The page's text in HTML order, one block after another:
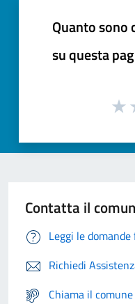
Quanto sono
su questa
Contatta il
Leggi le
Richiedi
Chiama il